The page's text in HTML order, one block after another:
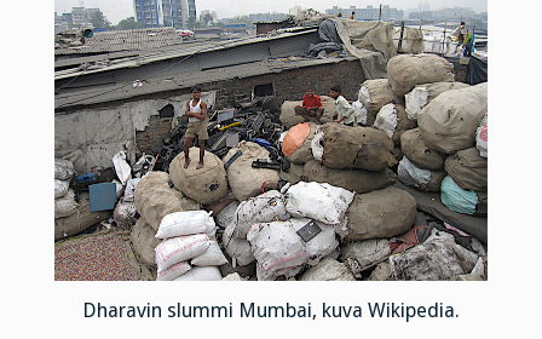
Dharavin slummi Mumbai, kuva Wikipedia.